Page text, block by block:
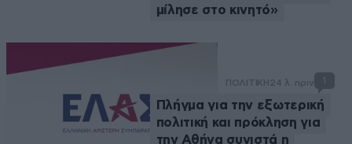
μίλησε στο κινητό»
ΠΟΛΙΤΙΚΗ 24 λ. πριν 1
Πλήγμα για την εξωτερική
πολιτική και πρόκληση για
την Αθήνα συνιστά η